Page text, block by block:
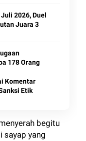
2026, Duel
Juara 3
178 Orang
Komentar
Etik
begitu
sayap yang